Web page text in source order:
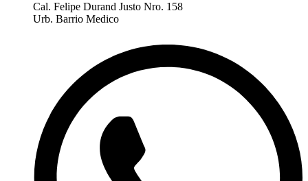
Cal. Felipe Durand Justo Nro. 158
Urb. Barrio Medico